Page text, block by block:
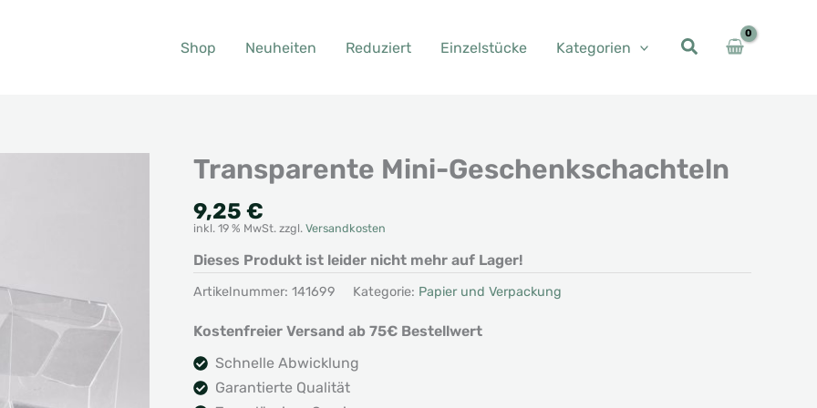
Shop Neuheiten Reduziert Einzelstücke Kategorien
Transparente Mini-Geschenkschachteln
9,25 €
inkl. 19 % MwSt. zzgl. Versandkosten
Dieses Produkt ist leider nicht mehr auf Lager!
Artikelnummer: 141699 Kategorie: Papier und Verpackung
Kostenfreier Versand ab 75€ Bestellwert
Schnelle Abwicklung
Garantierte Qualität